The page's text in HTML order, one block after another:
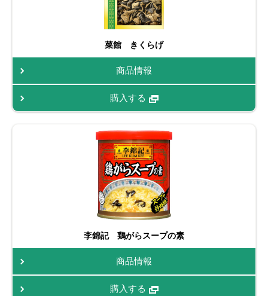
菜館 きくらげ
商品情報
購入する
李錦記 鶏がらスープの素
商品情報
購入する